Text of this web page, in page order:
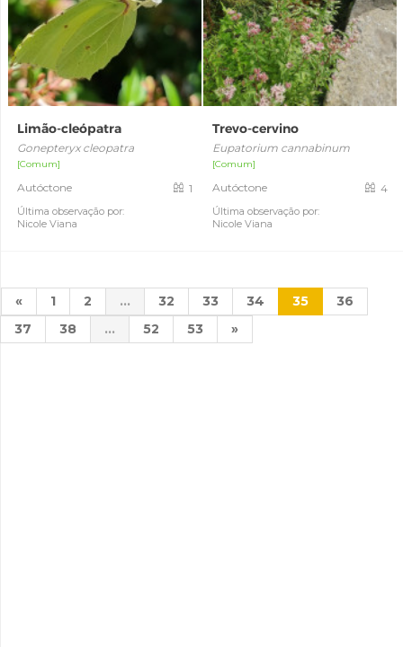
Limão-cleópatra
Gonepteryx cleopatra
[Comum]
Autóctone
Última observação por:
Nicole Viana
1
Trevo-cervino
Eupatorium cannabinum
[Comum]
Autóctone
Última observação por:
Nicole Viana
4
« 1 2 ... 32 33 34 35
36
37
38 ... 52 53 »